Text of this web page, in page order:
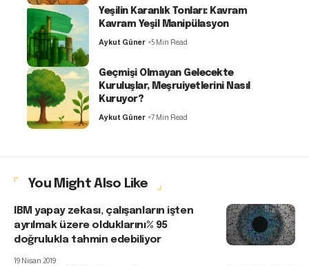
Yeşilin Karanlık Tonları: Kavram
Kavram Yeşil Manipülasyon
Aykut Güner 5 Min Read
Geçmişi Olmayan Gelecekte
Kuruluşlar, Meşruiyetlerini Nasıl
Kuruyor?
Aykut Güner 7 Min Read
You Might Also Like
IBM yapay zekası, çalışanların işten
ayrılmak üzere olduklarını% 95
doğrulukla tahmin edebiliyor
19 Nisan 2019